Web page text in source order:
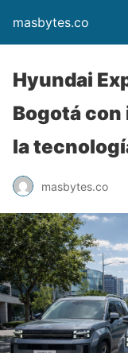
masbytes.co
Hyundai
Bogotá
la
masbytes.co